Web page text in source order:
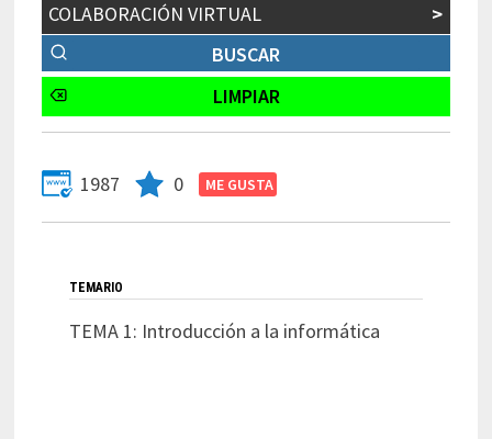
COLABORACIÓN VIRTUAL >
1987 0
TEMARIO
TEMA 1: Introducción a la informática